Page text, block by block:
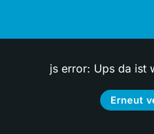
js error: Ups da ist
Erneut